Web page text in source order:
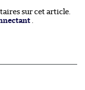
sur cet article.